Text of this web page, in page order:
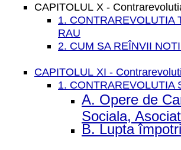
CAPITOLUL X -
1. CONTRAREVOLUTIA
RAU
2. CUM SA REÎNVII
CAPITOLUL XI -
1. CONTRAREVOLUTIA
A. Opere de
Sociala,
B. Lupta